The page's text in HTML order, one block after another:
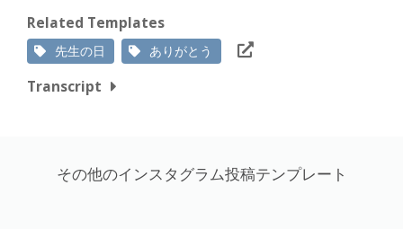
Related Templates
先生の日 ありがとう
Transcript
その他のインスタグラム投稿テンプレート